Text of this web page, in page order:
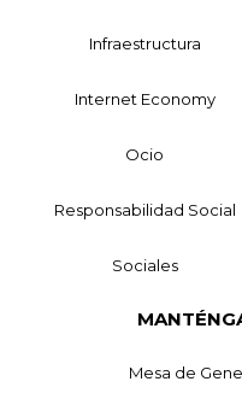
Infraestructura
Internet Economy
Ocio
Responsabilidad Social
Sociales
Mesa de